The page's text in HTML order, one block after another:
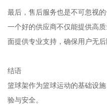
最后，售后服务也是不可忽视的
一个好的供应商不仅能提供高
面提供专业支持，确保用户无后
结语
篮球架作为篮球运动的基础设
验与安全。